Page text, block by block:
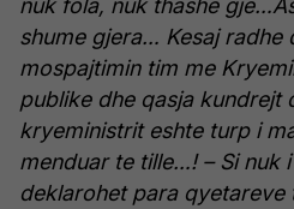
nuk fola, nuk thashe
shume gjera… Kesaj radhe
mospajtimin tim me
publike dhe qasja kundrejt
kryeministrit eshte turp i
menduar te tille…! – Si nuk
deklarohet para qyetareve